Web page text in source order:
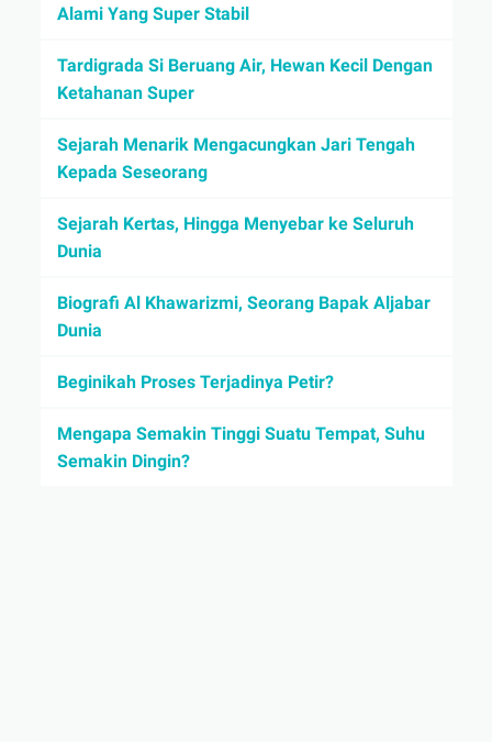
Alami Yang Super Stabil
Tardigrada Si Beruang Air, Hewan Kecil Dengan
Ketahanan Super
Sejarah Menarik Mengacungkan Jari Tengah
Kepada Seseorang
Sejarah Kertas, Hingga Menyebar ke Seluruh
Dunia
Biografi Al Khawarizmi, Seorang Bapak Aljabar
Dunia
Beginikah Proses Terjadinya Petir?
Mengapa Semakin Tinggi Suatu Tempat, Suhu
Semakin Dingin?